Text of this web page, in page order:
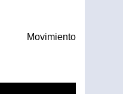
Movimiento